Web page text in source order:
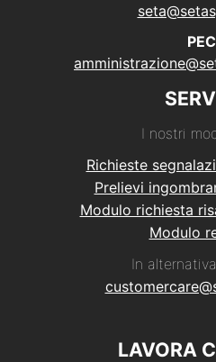
PEC
I nostri
Richieste
Prelievi
Modulo richiesta
Modulo
In
LAVORA